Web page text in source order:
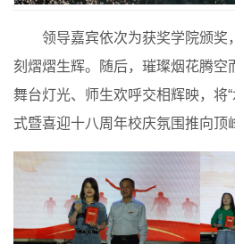
领导嘉宾依次为获奖学院颁奖
刻熠熠生辉。随后，璀璨烟花腾空
舞台灯光、师生欢呼交相辉映，将
式暨喜迎十八周年校庆氛围推向顶